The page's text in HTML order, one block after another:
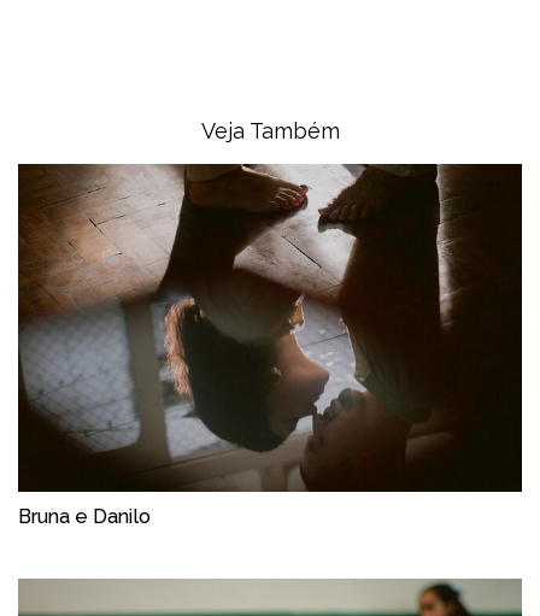
Veja Também
Bruna e Danilo